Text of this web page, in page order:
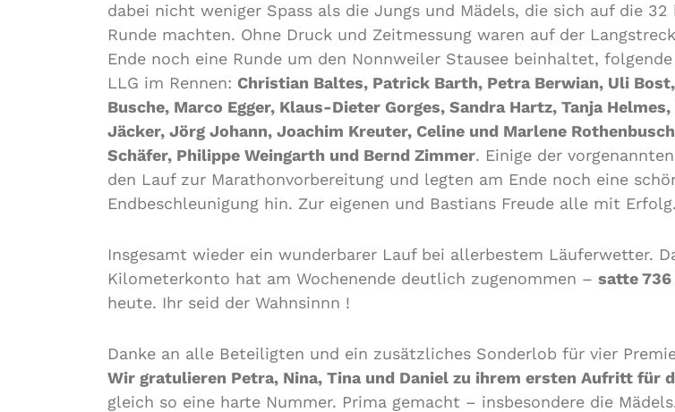
dabei nicht weniger Spass als die Jungs und Mädels, die sich auf die 32
Runde machten. Ohne Druck und Zeitmessung waren auf der
Ende noch eine Runde um den Nonnweiler Stausee beinhaltet,
LLG im Rennen: Christian Baltes, Patrick Barth, Petra Berwian, Uli
Busche, Marco Egger, Klaus-Dieter Gorges, Sandra Hartz, Tanja
Jäcker, Jörg Johann, Joachim Kreuter, Celine und Marlene
Schäfer, Philippe Weingarth und Bernd Zimmer. Einige der
den Lauf zur Marathonvorbereitung und legten am Ende noch eine
Endbeschleunigung hin. Zur eigenen und Bastians Freude alle mit Erfolg.
Insgesamt wieder ein wunderbarer Lauf bei allerbestem Läuferwetter.
Kilometerkonto hat am Wochenende deutlich zugenommen – satte 736
heute. Ihr seid der Wahnsinnn !
Danke an alle Beteiligten und ein zusätzliches Sonderlob für vier
Wir gratulieren Petra, Nina, Tina und Daniel zu ihrem ersten Aufritt für
gleich so eine harte Nummer. Prima gemacht – insbesondere die